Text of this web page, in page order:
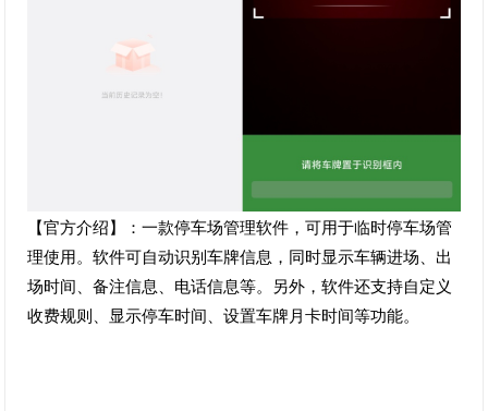
【官方介绍】：一款停车场管理软件，可用于临时停车场管
理使用。软件可自动识别车牌信息，同时显示车辆进场、出
场时间、备注信息、电话信息等。另外，软件还支持自定义
收费规则、显示停车时间、设置车牌月卡时间等功能。